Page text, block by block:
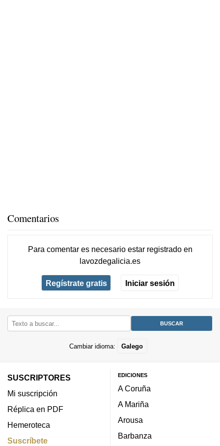
Comentarios
Para comentar es necesario estar registradoen
lavozdegalicia.es
Regístrate gratis Iniciar sesión
Cambiar idioma: Galego
SUSCRIPTORES
Mi suscripción
Réplica en PDF
Hemeroteca
Suscríbete
EDICIONES
A Coruña
A Mariña
Arousa
Barbanza